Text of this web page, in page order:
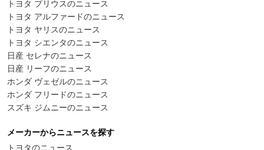
トヨタ プリウスのニュース
トヨタ アルファードのニュース
トヨタ ヤリスのニュース
トヨタ シエンタのニュース
日産 セレナのニュース
日産 リーフのニュース
ホンダ ヴェゼルのニュース
ホンダ フリードのニュース
スズキ ジムニーのニュース
メーカーからニュースを探す
トヨタのニュース